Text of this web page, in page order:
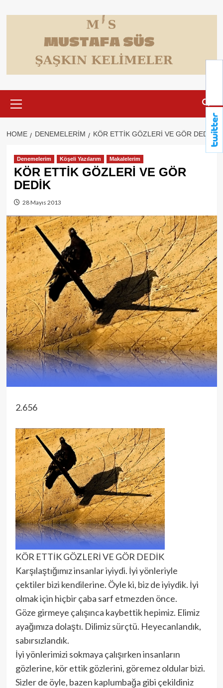
to
Menu
HOME DENEMELERIM KÖR ETTİK GÖZLERİ VE GÖR DEDİK
Denemelerim Köşeli Yazılarım Makalelerim
KÖR ETTİK GÖZLERİ VE GÖR
DEDİK
28 Mayıs 2013
2.656
KÖR ETTİK GÖZLERİ VE GÖR DEDİK
Karşılaştığımız insanlar iyiydi. İyi yönleriyle
çektiler bizi kendilerine. Öyle ki, biz de iyiydik. İyi
olmak için hiçbir çaba sarf etmezden önce.
Göze girmeye çalışınca kaybettik hepimiz. Elimiz
ayağımıza dolaştı. Dilimiz sürçtü. Heyecanlandık,
sabırsızlandık.
İyi yönlerimizi sokmaya çalışırken insanların
gözlerine, kör ettik gözlerini, göremez oldular bizi.
Sizler de öyle, bazen kaplumbağa gibi çekildiniz